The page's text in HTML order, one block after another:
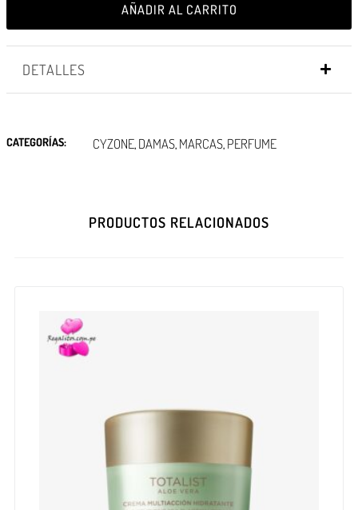
AÑADIR AL CARRITO
DETALLES
CATEGORÍAS: CYZONE, DAMAS, MARCAS, PERFUME
PRODUCTOS RELACIONADOS